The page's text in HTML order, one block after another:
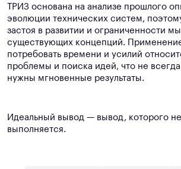
ТРИЗ основана на анализе прошлого
эволюции технических систем,
застоя в развитии и ограниченности
существующих концепций.
потребовать времени и усилий
проблемы и поиска идей, что не всегда
нужны мгновенные результаты.
Идеальный вывод — вывод, которого
выполняется.